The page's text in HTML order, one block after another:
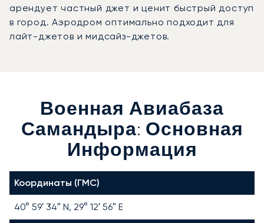
арендует частный джет и ценит быстрый доступ
в город. Аэродром оптимально подходит для
лайт-джетов и мидсайз-джетов.
Военная Авиабаза
Самандыра: Основная
Информация
Координаты (ГМС)
40° 59′ 34″ N, 29° 12′ 56″ E